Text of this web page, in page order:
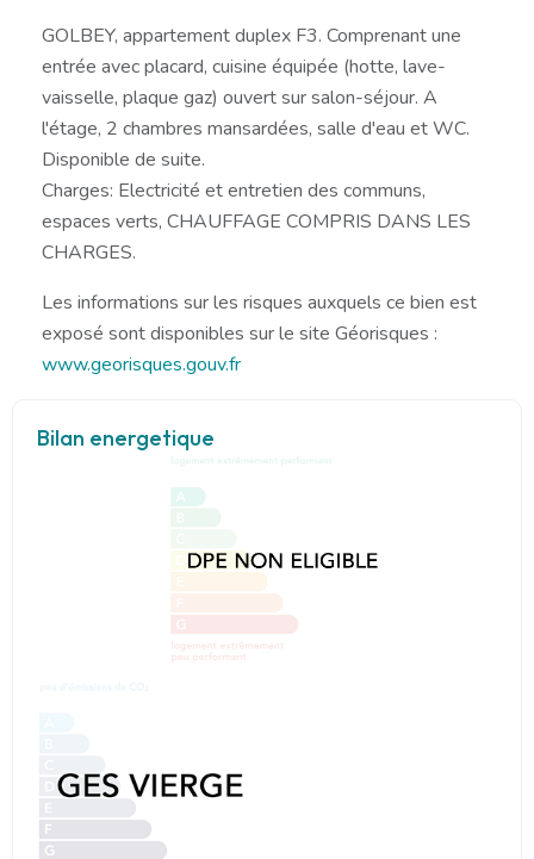
GOLBEY, appartement duplex F3. Comprenant une
entrée avec placard, cuisine équipée (hotte, lave-
vaisselle, plaque gaz) ouvert sur salon-séjour. A
l'étage, 2 chambres mansardées, salle d'eau et WC.
Disponible de suite.
Charges: Electricité et entretien des communs,
espaces verts, CHAUFFAGE COMPRIS DANS LES
CHARGES.
Les informations sur les risques auxquels ce bien est
exposé sont disponibles sur le site Géorisques :
www.georisques.gouv.fr
Bilan energetique